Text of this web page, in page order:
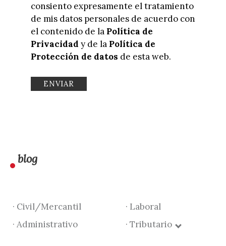
consiento expresamente el tratamiento
de mis datos personales de acuerdo con
el contenido de la Política de
Privacidad y de la Política de
Protección de datos de esta web.
blog
· Civil/Mercantil
· Laboral
· Administrativo
· Tributario